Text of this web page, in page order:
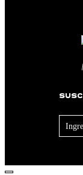
Footer